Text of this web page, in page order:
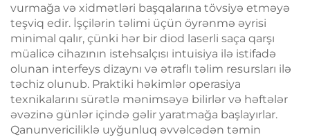
vurmağa və xidmətləri başqalarına tövsiyə etməyə
teşviq edir. İşçilərin təlimi üçün öyrənmə əyrisi
minimal qalır, çünki hər bir diod laserli saça qarşı
müalicə cihazının istehsalçısı intuisiya ilə istifadə
olunan interfeys dizaynı və ətraflı təlim resursları ilə
təchiz olunub. Praktiki həkimlər operasiya
texnikalarını sürətlə mənimsəyə bilirlər və həftələr
əvəzinə günlər içində gəlir yaratmağa başlayırlar.
Qanunvericiliklə uyğunluq əvvəlcədən təmin